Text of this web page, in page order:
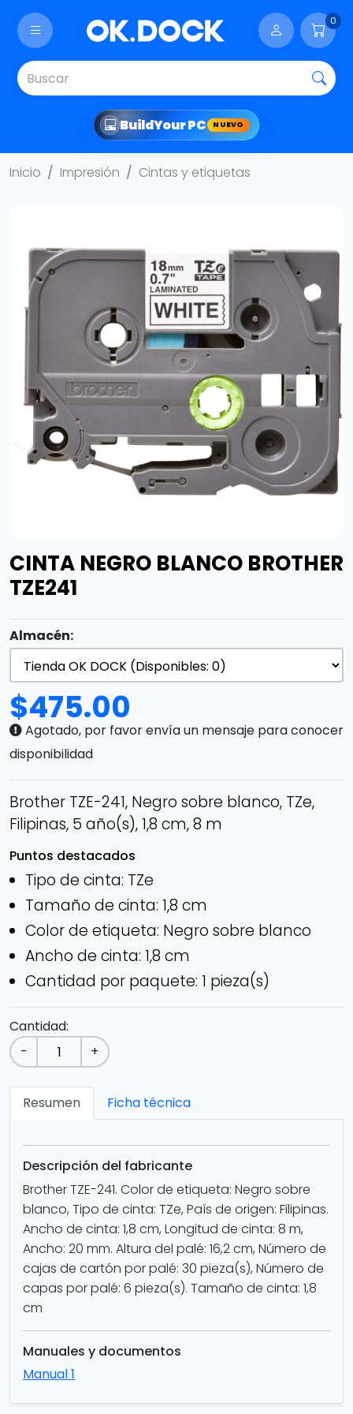
0
BuildYour PC NUEVO
Inicio Impresión Cintas y etiquetas
CINTA NEGRO BLANCO BROTHER
TZE241
Almacén:
$475.00
Agotado, por favor envía un mensaje para conocer
disponibilidad
Brother TZE-241, Negro sobre blanco, TZe,
Filipinas, 5 año(s), 1,8 cm, 8 m
Puntos destacados
Tipo de cinta: TZe
Tamaño de cinta: 1,8 cm
Color de etiqueta: Negro sobre blanco
Ancho de cinta: 1,8 cm
Cantidad por paquete: 1 pieza(s)
Cantidad:
-
+
Resumen Ficha técnica
Descripción del fabricante
Brother TZE-241. Color de etiqueta: Negro sobre
blanco, Tipo de cinta: TZe, País de origen: Filipinas.
Ancho de cinta: 1,8 cm, Longitud de cinta: 8 m,
Ancho: 20 mm. Altura del palé: 16,2 cm, Número de
cajas de cartón por palé: 30 pieza(s), Número de
capas por palé: 6 pieza(s). Tamaño de cinta: 1,8
cm
Manuales y documentos
Manual 1